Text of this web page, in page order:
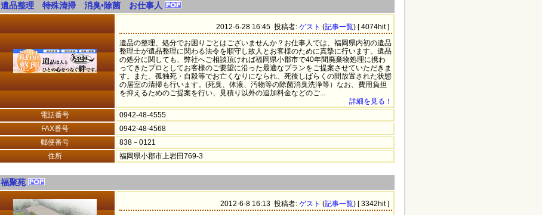
遺品整理 特殊清掃 消臭•除菌 お仕事人
2012-6-28 16:45 投稿者: ゲスト (記事一覧) [ 4074hit ]
遺品の整理、処分でお困りごとはございませんか？お仕事人では、福岡県内初の遺品
整理士が遺品整理に関わる法令を順守し故人とお客様のために真摯に行います。遺品
の処分に関しても、弊社へご相談頂ければ福岡県小郡市で40年間廃棄物処理に携わ
ってきたプロとしてお客様のご要望に沿った最適なプランをご提案させていただきま
す。また、孤独死・自殺等でお亡くなりになられ、死後しばらくの間放置された状態
の居室の清掃も行います。(死臭、体液、汚物等の除菌消臭洗浄等）なお、費用負担
を抑えるためのご提案を行い、見積り以外の追加料金などのご...
詳細を見る！
電話番号
0942-48-4555
FAX番号
0942-48-4568
郵便番号
838－0121
住所
福岡県小郡市上岩田769-3
福聚苑
2012-6-8 16:13 投稿者: ゲスト (記事一覧) [ 3342hit ]